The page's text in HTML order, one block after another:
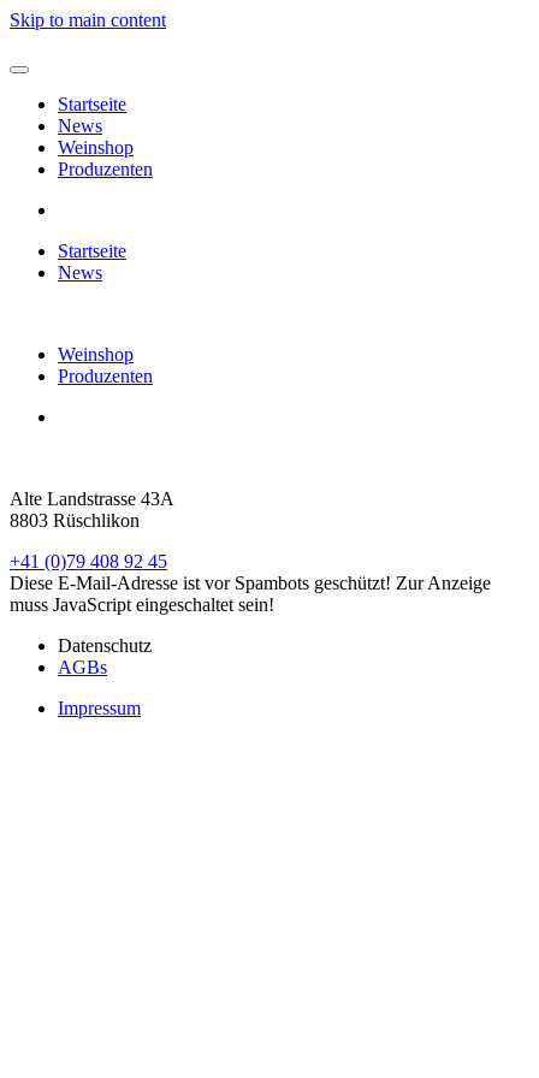
Skip to main content
Startseite
News
Weinshop
Produzenten
Startseite
News
Weinshop
Produzenten
Alte Landstrasse 43A
8803 Rüschlikon
+41 (0)79 408 92 45
Diese E-Mail-Adresse ist vor Spambots geschützt! Zur Anzeige
muss JavaScript eingeschaltet sein!
Datenschutz
AGBs
Impressum